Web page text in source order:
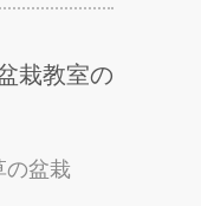
栽教室の
の盆栽